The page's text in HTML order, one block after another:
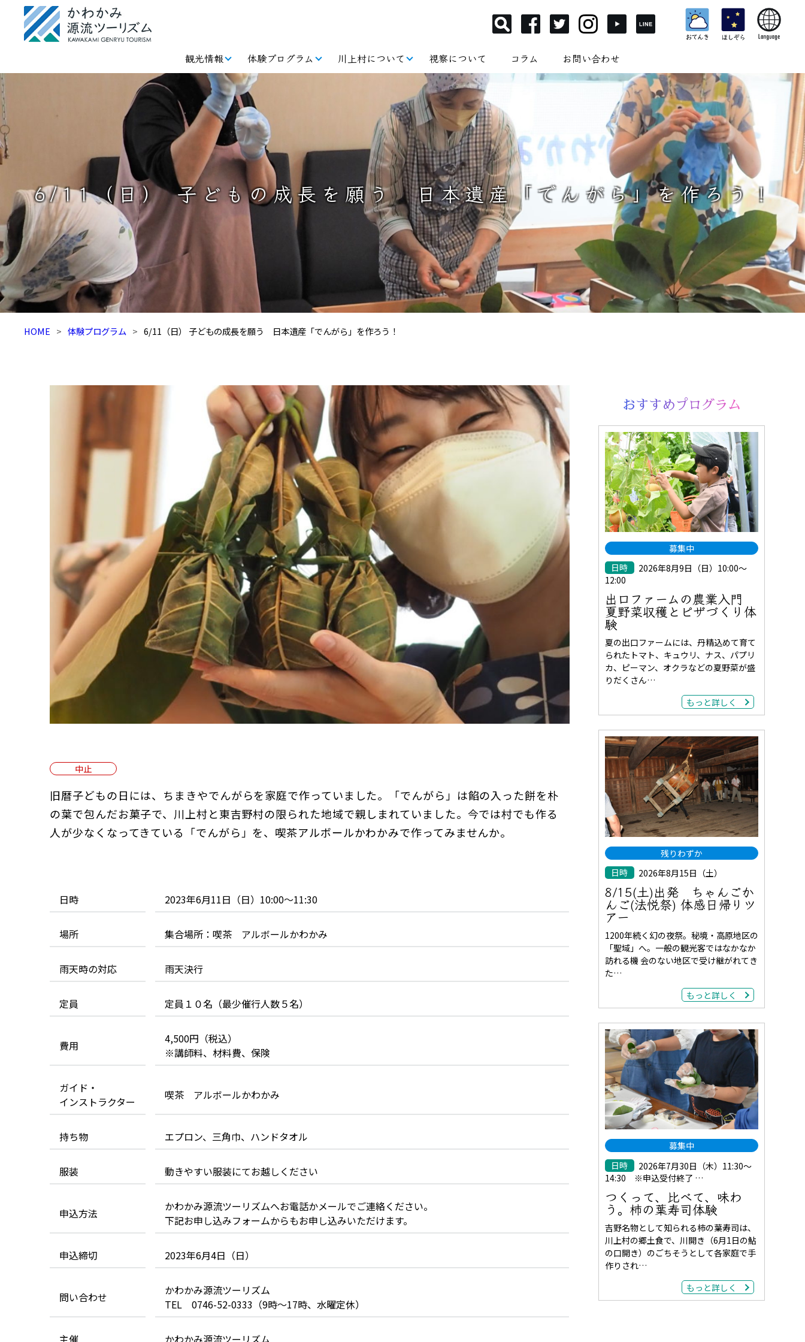
観光情報 体験プログラム 川上村について 視察について コラム お問い合わせ
6/11（日） 子どもの成長を願う 日本遺産「でんがら」を作ろう！
HOME 体験プログラム 6/11（日） 子どもの成長を願う 日本遺産「でんがら」を作ろう！
中止
旧暦子どもの日には、ちまきやでんがらを家庭で作っていました。「でんがら」は餡の入った餅を朴
の葉で包んだお菓子で、川上村と東吉野村の限られた地域で親しまれていました。今では村でも作る
人が少なくなってきている「でんがら」を、喫茶アルボールかわかみで作ってみませんか。
日時 2023年6月11日（日）10:00～11:30
場所 集合場所：喫茶 アルボールかわかみ
雨天時の対応 雨天決行
定員 定員１０名（最少催行人数５名）
費用
4,500円（税込）
※講師料、材料費、保険
ガイド・
インストラクター
喫茶 アルボールかわかみ
持ち物 エプロン、三角巾、ハンドタオル
服装 動きやすい服装にてお越しください
申込方法
かわかみ源流ツーリズムへお電話かメールでご連絡ください。
下記お申し込みフォームからもお申し込みいただけます。
申込締切 2023年6月4日（日）
問い合わせ
かわかみ源流ツーリズム
TEL 0746-52-0333（9時～17時、水曜定休）
おすすめプログラム
募集中
日時
2026年8月9日（日）10:00～
12:00
出口ファームの農業入門
夏野菜収穫とピザづくり体
験
夏の出口ファームには、丹精込めて育て
られたトマト、キュウリ、ナス、パプリ
カ、ピーマン、オクラなどの夏野菜が盛
りだくさん…
もっと詳しく
残りわずか
日時
2026年8月15日（土）
8/15(土)出発 ちゃんごか
んご(法悦祭) 体感日帰りツ
アー
1200年続く幻の夜祭。秘境・高原地区の
「聖域」へ。一般の観光客ではなかなか
訪れる機 会のない地区で受け継がれてき
た…
もっと詳しく
募集中
日時
2026年7月30日（木）11:30～
14:30 ※申込受付終了 …
つくって、比べて、味わ
う。柿の葉寿司体験
吉野名物として知られる柿の葉寿司は、
川上村の郷土食で、川開き（6月1日の鮎
の口開き）のごちそうとして各家庭で手
作りされ…
もっと詳しく